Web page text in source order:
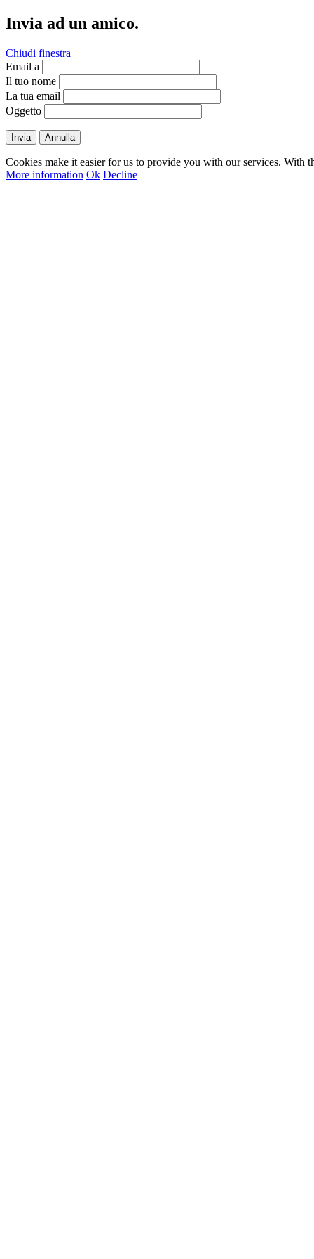
Invia ad un amico.
Chiudi finestra
Email a
Il tuo nome
La tua email
Oggetto
Invia Annulla
Cookies make it easier for us to provide you with our services. With
More information Ok Decline